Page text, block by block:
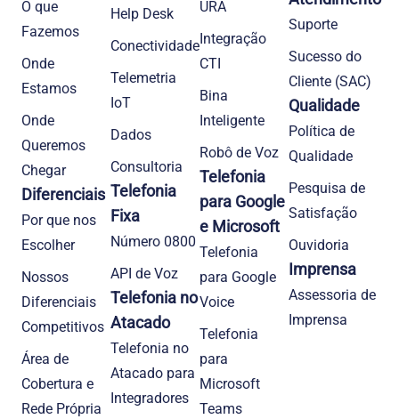
O que
Fazemos
Onde
Estamos
Onde
Queremos
Chegar
Diferenciais
Por que nos
Escolher
Nossos
Diferenciais
Competitivos
Área de
Cobertura e
Rede Própria
Help Desk
Conectividade
Telemetria
IoT
Dados
Consultoria
Telefonia
Fixa
Número 0800
API de Voz
Telefonia no
Atacado
Telefonia no
Atacado para
Integradores
URA
Integração
CTI
Bina
Inteligente
Robô de Voz
Telefonia
para Google
e Microsoft
Telefonia
para Google
Voice
Telefonia
para
Microsoft
Teams
Suporte
Sucesso do
Cliente (SAC)
Qualidade
Política de
Qualidade
Pesquisa de
Satisfação
Ouvidoria
Imprensa
Assessoria de
Imprensa